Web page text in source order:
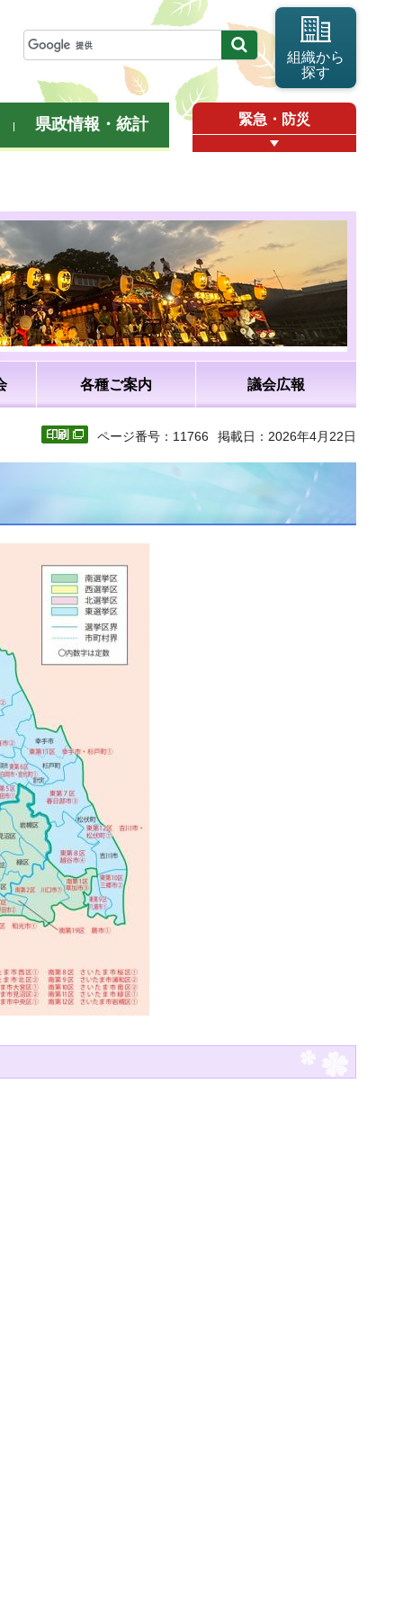
組織から
探す
県政情報・統計 緊急・防災
各種ご案内 議会広報
ページ番号：11766 掲載日：2026年4月22日